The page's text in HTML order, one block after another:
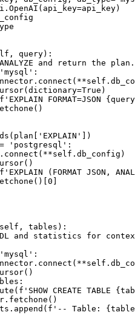
query):
and return the
FORMAT=JSON
'postgresql':
(FORMAT JSON,
tables):
and statistics for
CREATE TABLE
Table: